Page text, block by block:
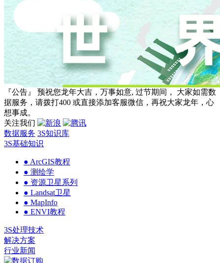
『公告』 预祝您龙年大吉，万事如意, 过节期间， 大家如需数
据服务，请拨打400 或直接添加客服微信，再祝大家龙年，心
想事成。
关注我们
数据服务 3S知识库
3S基础知识
● ArcGIS教程
● 测绘学
● 资源卫星系列
● Landsat卫星
● MapInfo
● ENVI教程
3S处理技术
解决方案
行业新闻